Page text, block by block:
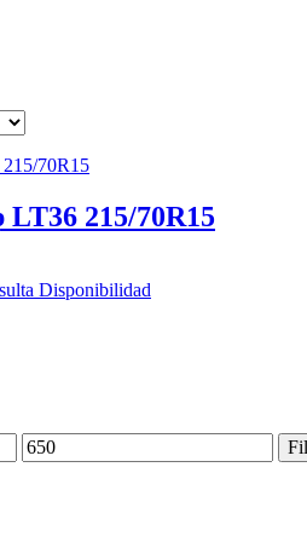
215/70R15
Disponibilidad
Precio
máximo